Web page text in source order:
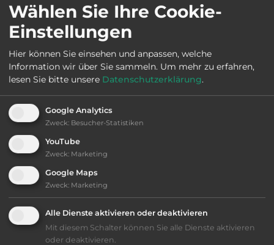
Öffnungszeiten:
Telefon: 0030 27410 27333
Ausstattung:
bis 10,- Euro
Lage: ansprechend
Geräuschkulisse: erträgliche
Lärmbelästigung
Wählen Sie Ihre Cookie-
Einstellungen
Hier können Sie einsehen und anpassen, welche
Information wir über Sie sammeln. Um mehr zu erfahren,
lesen Sie bitte unsere Datenschutzerklärung.
Google Analytics
Zweck: Besucher-Statistiken
YouTube
Zweck: Marketing
Google Maps
Zweck: Marketing
Alle Dienste aktivieren oder deaktivieren
Mit diesem Schalter können Sie alle Dienste aktivieren
oder deaktivieren.